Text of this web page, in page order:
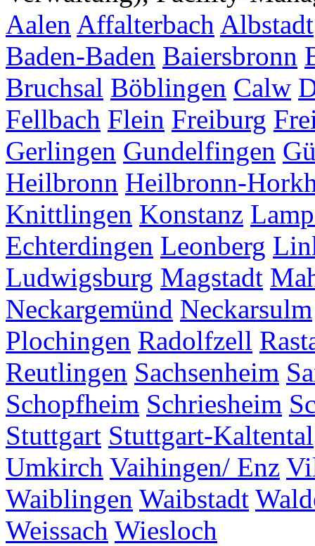
Aalen Affalterbach Albstadt
Baden-Baden Baiersbronn
Bruchsal Böblingen Calw
Fellbach Flein Freiburg
Gerlingen Gundelfingen
Heilbronn Heilbronn-
Knittlingen Konstanz
Echterdingen Leonberg
Ludwigsburg Magstadt
Neckargemünd Neckarsulm
Plochingen Radolfzell
Reutlingen Sachsenheim
Schopfheim Schriesheim
Stuttgart Stuttgart-Kaltental
Umkirch Vaihingen/ Enz
Waiblingen Waibstadt
Weissach Wiesloch